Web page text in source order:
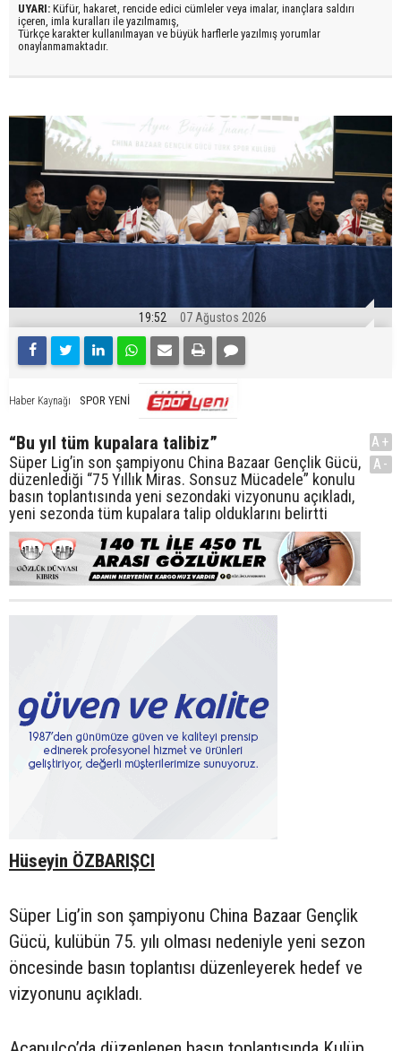
UYARI: Küfür, hakaret, rencide edici cümleler veya imalar, inançlara saldırı
içeren, imla kuralları ile yazılmamış,
Türkçe karakter kullanılmayan ve büyük harflerle yazılmış yorumlar
onaylanmamaktadır.
19:52 07 Ağustos 2026
Haber Kaynağı SPOR YENİ
“Bu yıl tüm kupalara talibiz”
Süper Lig’in son şampiyonu China Bazaar Gençlik Gücü,
düzenlediği “75 Yıllık Miras. Sonsuz Mücadele” konulu
basın toplantısında yeni sezondaki vizyonunu açıkladı,
yeni sezonda tüm kupalara talip olduklarını belirtti
A+
A-
Hüseyin ÖZBARIŞCI
Süper Lig’in son şampiyonu China Bazaar Gençlik
Gücü, kulübün 75. yılı olması nedeniyle yeni sezon
öncesinde basın toplantısı düzenleyerek hedef ve
vizyonunu açıkladı.